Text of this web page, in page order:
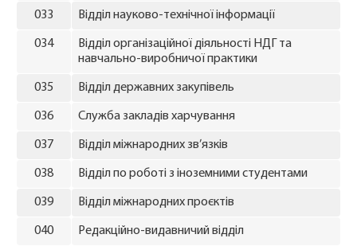
033 Відділ науково-технічної інформації
034
Відділ організаційної діяльності НДГ та
навчально-виробничої практики
035 Відділ державних закупівель
036 Служба закладів харчування
037 Відділ міжнародних зв’язків
038 Відділ по роботі з іноземними студентами
039 Відділ міжнародних проєктів
040 Редакційно-видавничий відділ